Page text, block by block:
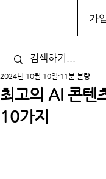
가
최고의 AI 콘텐
10가지
2024년 10월 10일 11분 분량